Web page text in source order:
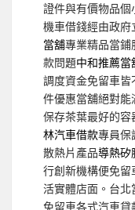
證件與有價物品
機車借錢經由政
當舖專業精品當鋪
款問題中和推薦當
調度資金免留車皆
件優惠當舖絕對
保存茶葉最好的
林汽車借款專員保
散熱片產品導熱矽
行創新機構便免留
活實體店面。台
免留車各式汽車